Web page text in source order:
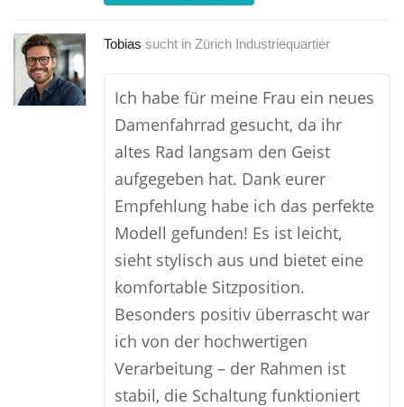
Tobias sucht in Zürich Industriequartier
Ich habe für meine Frau ein neues
Damenfahrrad gesucht, da ihr
altes Rad langsam den Geist
aufgegeben hat. Dank eurer
Empfehlung habe ich das perfekte
Modell gefunden! Es ist leicht,
sieht stylisch aus und bietet eine
komfortable Sitzposition.
Besonders positiv überrascht war
ich von der hochwertigen
Verarbeitung – der Rahmen ist
stabil, die Schaltung funktioniert